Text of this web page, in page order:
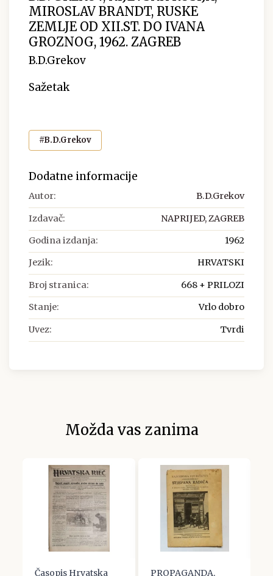
MIROSLAV BRANDT, RUSKE
ZEMLJE OD XII.ST. DO IVANA
GROZNOG, 1962. ZAGREB
B.D.Grekov
Sažetak
#B.D.Grekov
Dodatne informacije
Autor: B.D.Grekov
Izdavač: NAPRIJED, ZAGREB
Godina izdanja: 1962
Jezik: HRVATSKI
Broj stranica: 668 + PRILOZI
Stanje: Vrlo dobro
Uvez: Tvrdi
Možda vas zanima
Časopis Hrvatska
PROPAGANDA,